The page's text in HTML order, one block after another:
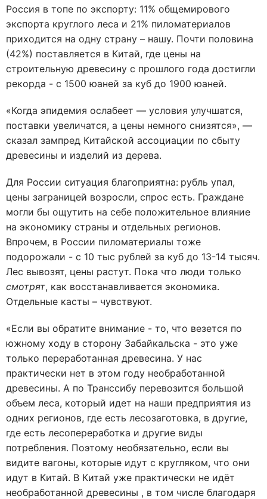
Россия в топе по экспорту: 11% общемирового
экспорта круглого леса и 21% пиломатериалов
приходится на одну страну – нашу. Почти половина
(42%) поставляется в Китай, где цены на
строительную древесину с прошлого года достигли
рекорда - с 1500 юаней за куб до 1900 юаней.
«Когда эпидемия ослабеет — условия улучшатся,
поставки увеличатся, а цены немного снизятся», —
сказал зампред Китайской ассоциации по сбыту
древесины и изделий из дерева.
Для России ситуация благоприятна: рубль упал,
цены заграницей возросли, спрос есть. Граждане
могли бы ощутить на себе положительное влияние
на экономику страны и отдельных регионов.
Впрочем, в России пиломатериалы тоже
подорожали - с 10 тыс рублей за куб до 13-14 тысяч.
Лес вывозят, цены растут. Пока что люди только
смотрят, как восстанавливается экономика.
Отдельные касты – чувствуют.
«Если вы обратите внимание - то, что везется по
южному ходу в сторону Забайкальска - это уже
только переработанная древесина. У нас
практически нет в этом году необработанной
древесины. А по Транссибу перевозится большой
объем леса, который идет на наши предприятия из
одних регионов, где есть лесозаготовка, в другие,
где есть лесопереработка и другие виды
потребления. Поэтому необязательно, если вы
видите вагоны, которые идут с кругляком, что они
идут в Китай. В Китай уже практически не идёт
необработанной древесины , в том числе благодаря